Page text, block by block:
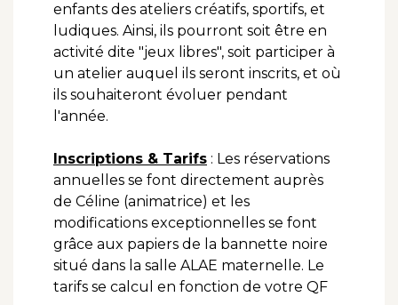
enfants des ateliers créatifs, sportifs, et
ludiques. Ainsi, ils pourront soit être en
activité dite "jeux libres", soit participer à
un atelier auquel ils seront inscrits, et où
ils souhaiteront évoluer pendant
l'année.
Inscriptions & Tarifs : Les réservations
annuelles se font directement auprès
de Céline (animatrice) et les
modifications exceptionnelles se font
grâce aux papiers de la bannette noire
situé dans la salle ALAE maternelle. Le
tarifs se calcul en fonction de votre QF